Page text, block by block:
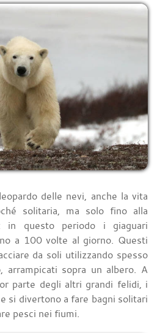
delle nevi, anche la vita
solitaria, ma solo fino alla
in questo periodo i giaguari
a 100 volte al giorno. Questi
da soli utilizzando spesso
arrampicati sopra un albero. A
parte degli altri grandi felidi, i
si divertono a fare bagni solitari
pesci nei fiumi.